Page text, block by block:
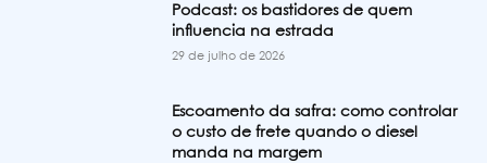
Podcast: os bastidores de quem
influencia na estrada
29 de julho de 2026
Escoamento da safra: como controlar
o custo de frete quando o diesel
manda na margem